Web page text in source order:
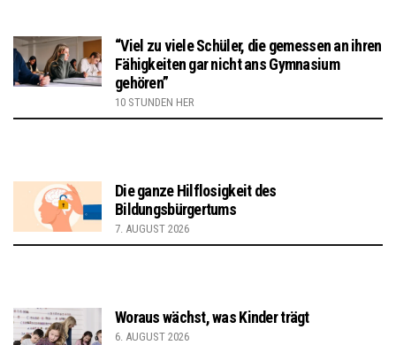
“Viel zu viele Schüler, die gemessen an ihren
Fähigkeiten gar nicht ans Gymnasium
gehören”
10 STUNDEN HER
Die ganze Hilflosigkeit des
Bildungsbürgertums
7. AUGUST 2026
Woraus wächst, was Kinder trägt
6. AUGUST 2026